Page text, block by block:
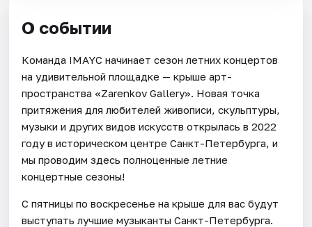
О событии
Команда IMAYC начинает сезон летних концертов
на удивительной площадке — крыше арт-
пространства «Zarenkov Gallery». Новая точка
притяжения для любителей живописи, скульптуры,
музыки и других видов искусств открылась в 2022
году в историческом центре Санкт-Петербурга, и
мы проводим здесь полноценные летние
концертные сезоны!
С пятницы по воскресенье на крыше для вас будут
выступать лучшие музыканты Санкт-Петербурга.